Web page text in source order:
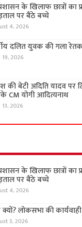
के खिलाफ छात्रों का
पर बैठे बच्चे
4, 2026
दलित युवक की गला
19, 2026
की बेटी अदिति यादव पर
CM योगी आदित्यनाथ
2026
के खिलाफ छात्रों का
पर बैठे बच्चे
4, 2026
लोकसभा की
3, 2026